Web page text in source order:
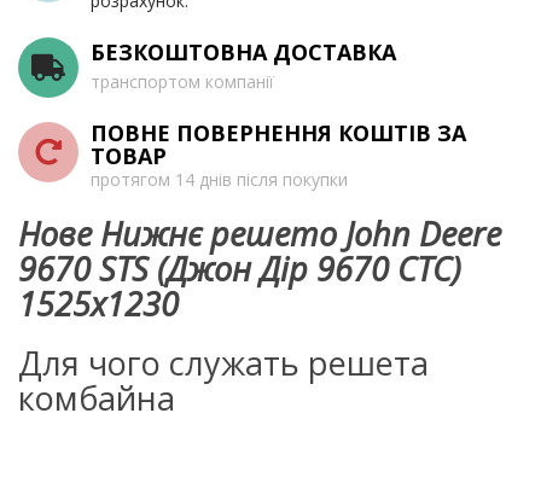
БЕЗКОШТОВНА ДОСТАВКА
транспортом компанії
ПОВНЕ ПОВЕРНЕННЯ КОШТІВ ЗА
ТОВАР
протягом 14 днів після покупки
Нове Нижнє решето John Deere
9670 STS (Джон Дір 9670 СТС)
1525х1230
Для чого служать решета
комбайна